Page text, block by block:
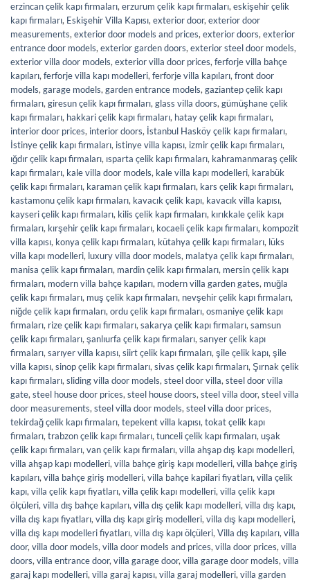
erzincan çelik kapı firmaları,erzurum çelik kapı firmaları,eskişehir çelik
kapı firmaları, Eskişehir Villa Kapısı,exterior door,exterior door
measurements,exterior door models and prices,exterior doors,exterior
entrance door models,exterior garden doors,exterior steel door models,
exterior villa door models,exterior villa door prices,ferforje villa bahçe
kapıları,ferforje villa kapı modelleri,ferforje villa kapıları,front door
models,garage models,garden entrance models,gaziantep çelik kapı
firmaları,giresun çelik kapı firmaları,glass villa doors,gümüşhane çelik
kapı firmaları, hakkari çelik kapı firmaları, hatay çelik kapı firmaları,
interior door prices, interior doors, İstanbul Hasköy çelik kapı firmaları,
İstinye çelik kapı firmaları, istinye villa kapısı, izmir çelik kapı firmaları,
ığdır çelik kapı firmaları, ısparta çelik kapı firmaları, kahramanmaraş çelik
kapı firmaları, kale villa door models, kale villa kapı modelleri, karabük
çelik kapı firmaları, karaman çelik kapı firmaları, kars çelik kapı firmaları,
kastamonu çelik kapı firmaları, kavacık çelik kapı, kavacık villa kapısı,
kayseri çelik kapı firmaları, kilis çelik kapı firmaları, kırıkkale çelik kapı
firmaları, kırşehir çelik kapı firmaları, kocaeli çelik kapı firmaları, kompozit
villa kapısı, konya çelik kapı firmaları, kütahya çelik kapı firmaları, lüks
villa kapı modelleri, luxury villa door models, malatya çelik kapı firmaları,
manisa çelik kapı firmaları, mardin çelik kapı firmaları, mersin çelik kapı
firmaları, modern villa bahçe kapıları, modern villa garden gates, muğla
çelik kapı firmaları, muş çelik kapı firmaları, nevşehir çelik kapı firmaları,
niğde çelik kapı firmaları,ordu çelik kapı firmaları,osmaniye çelik kapı
firmaları, rize çelik kapı firmaları,sakarya çelik kapı firmaları,samsun
çelik kapı firmaları,şanlıurfa çelik kapı firmaları,sarıyer çelik kapı
firmaları,sarıyer villa kapısı,siirt çelik kapı firmaları,şile çelik kapı,şile
villa kapısı,sinop çelik kapı firmaları,sivas çelik kapı firmaları,Şırnak çelik
kapı firmaları,sliding villa door models,steel door villa,steel door villa
gate,steel house door prices,steel house doors,steel villa door,steel villa
door measurements,steel villa door models,steel villa door prices,
tekirdağ çelik kapı firmaları,tepekent villa kapısı,tokat çelik kapı
firmaları,trabzon çelik kapı firmaları,tunceli çelik kapı firmaları,uşak
çelik kapı firmaları,van çelik kapı firmaları,villa ahşap dış kapı modelleri,
villa ahşap kapı modelleri,villa bahçe giriş kapı modelleri,villa bahçe giriş
kapıları,villa bahçe giriş modelleri,villa bahçe kapilari fiyatları,villa çelik
kapı,villa çelik kapı fiyatları,villa çelik kapı modelleri,villa çelik kapı
ölçüleri,villa dış bahçe kapıları,villa dış çelik kapı modelleri,villa dış kapı,
villa dış kapı fiyatları,villa dış kapı giriş modelleri,villa dış kapı modelleri,
villa dış kapı modelleri fiyatları,villa dış kapı ölçüleri,Villa dış kapıları,villa
door,villa door models,villa door models and prices,villa door prices,villa
doors,villa entrance door,villa garage door,villa garage door models,villa
garaj kapı modelleri,villa garaj kapısı,villa garaj modelleri,villa garden